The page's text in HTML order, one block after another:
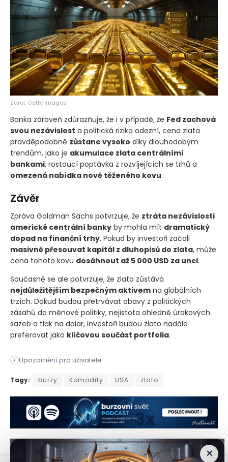
Zdroj: Getty Images
Banka zároveň zdůrazňuje, že i v případě, že Fed zachová
svou nezávislost a politická rizika odezní, cena zlata
pravděpodobně zůstane vysoko díky dlouhodobým
trendům, jako je akumulace zlata centrálními
bankami, rostoucí poptávka z rozvíjejících se trhů a
omezená nabídka nově těženého kovu.
Závěr
Zpráva Goldman Sachs potvrzuje, že ztráta nezávislosti
americké centrální banky by mohla mít dramatický
dopad na finanční trhy. Pokud by investoři začali
masivně přesouvat kapitál z dluhopisů do zlata, může
cena tohoto kovu dosáhnout až 5 000 USD za unci.
Současně se ale potvrzuje, že zlato zůstává
nejdůležitějším bezpečným aktivem na globálních
trzích. Dokud budou přetrvávat obavy z politických
zásahů do měnové politiky, nejistota ohledně úrokových
sazeb a tlak na dolar, investoři budou zlato nadále
preferovat jako klíčovou součást portfolia.
i Upozornění pro uživatele
Podle nové analýzy Goldman Sachs Group Inc by cena
Tagy: burzy Komodity USA zlato
×